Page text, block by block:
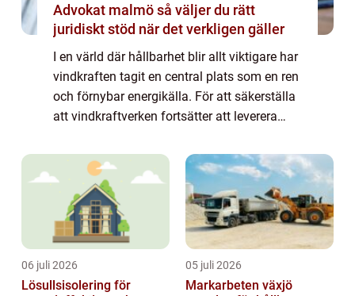
Advokat malmö så väljer du rätt
juridiskt stöd när det verkligen gäller
I en värld där hållbarhet blir allt viktigare har
vindkraften tagit en central plats som en ren
och förnybar energikälla. För att säkerställa
att vindkraftverken fortsätter att leverera
06 juli 2026
Lösullsisolering för
05 juli 2026
Markarbeten växjö